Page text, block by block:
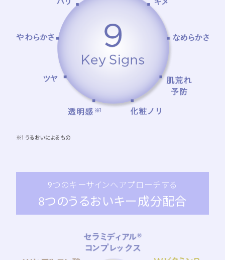
※1 うるおいによるもの
9つのキーサインへアプローチする
8つのうるおいキー成分配合